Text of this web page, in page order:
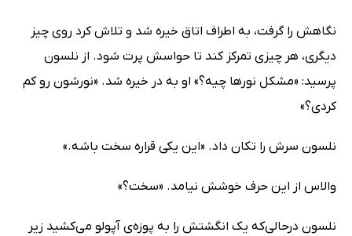
نگاهش را گرفت، به اطراف اتاق خیره شد و تلاش کرد روی چیز
دیگری، هر چیزی تمرکز کند تا حواسش پرت شود. از نلسون
پرسید: «مشکل نورها چیه؟» او به در خیره شد. «نورشون رو کم
کردی؟»
نلسون سرش را تکان داد. «این یکی قراره سخت باشه.»
والاس از این حرف خوشش نیامد. «سخت؟»
نلسون درحالی‌که یک انگشتش را به پوزه‌ی آپولو می‌کشید زیر